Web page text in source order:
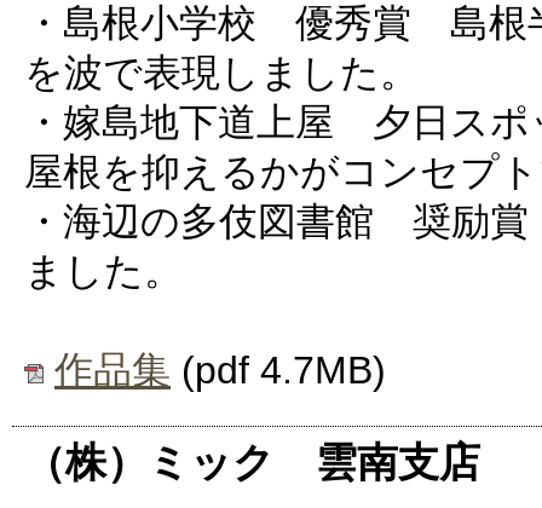
・島根小学校 優秀賞 島根
を波で表現しました。
・嫁島地下道上屋 夕日ス
屋根を抑えるかがコンセプ
・海辺の多伎図書館 奨励
ました。
作品集 (pdf 4.7MB)
（株）ミック 雲南支店